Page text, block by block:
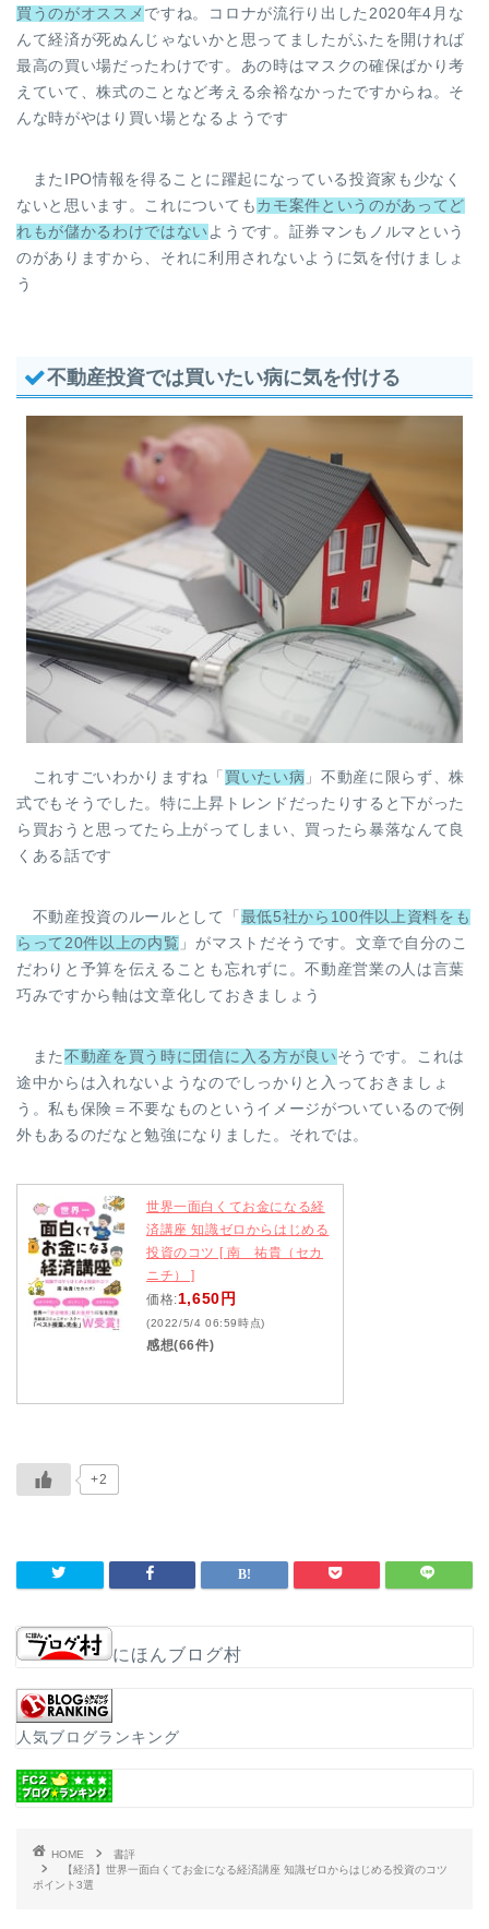
買うのがオススメ ですね。コロナが流行り出した2020年4月な
んて経済が死ぬんじゃないかと思ってましたがふたを開ければ
最高の買い場だったわけです。あの時はマスクの確保ばかり考
えていて、株式のことなど考える余裕なかったですからね。そ
んな時がやはり買い場となるようです
またIPO情報を得ることに躍起になっている投資家も少なく
ないと思います。これについても カモ案件というのがあってど
れもが儲かるわけではない ようです。証券マンもノルマという
のがありますから、それに利用されないように気を付けましょ
う
不動産投資では買いたい病に気を付ける
これすごいわかりますね「 買いたい病 」不動産に限らず、株
式でもそうでした。特に上昇トレンドだったりすると下がった
ら買おうと思ってたら上がってしまい、買ったら暴落なんて良
くある話です
不動産投資のルールとして「 最低5社から100件以上資料をも
らって20件以上の内覧 」がマストだそうです。文章で自分のこ
だわりと予算を伝えることも忘れずに。不動産営業の人は言葉
巧みですから軸は文章化しておきましょう
また不動産を買う時に団信に入る方が良い そうです。これは
途中からは入れないようなのでしっかりと入っておきましょ
う。私も保険＝不要なものというイメージがついているので例
外もあるのだなと勉強になりました。それでは。
世界一面白くてお金になる経
済講座 知識ゼロからはじめる
投資のコツ [ 南 祐貴（セカ
ニチ） ]
価格:1,650円
(2022/5/4 06:59時点)
感想(66件)
+2
にほんブログ村
人気ブログランキング
HOME
書評
【経済】世界一面白くてお金になる経済講座 知識ゼロからはじめる投資のコツ
ポイント3選